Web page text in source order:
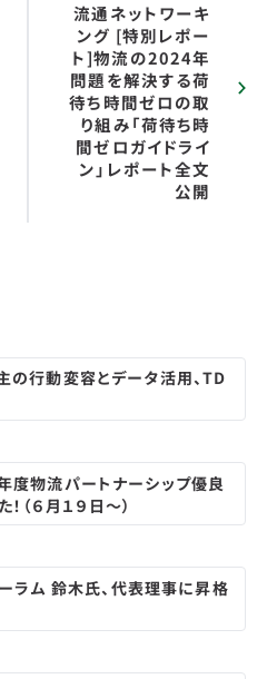
流通ネットワーキ
ング [特別レポー
ト]物流の2024年
問題を解決する荷
待ち時間ゼロの取
り組み「荷待ち時
間ゼロガイドライ
ン」レポート全文
公開
行動変容とデータ活用、TD
物流パートナーシップ優良
（６月１９日～）
ラム 鈴木氏、代表理事に昇格